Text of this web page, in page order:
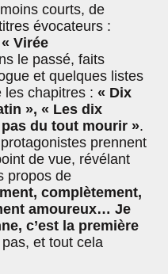
courts, de
évocateurs :
Virée
le passé, faits
et quelques listes
les chapitres :« Dix
», « Les dix
du tout mourir ».
prennent
de vue, révélant
propos de
complètement,
amoureux… Je
c’est la première
et tout cela